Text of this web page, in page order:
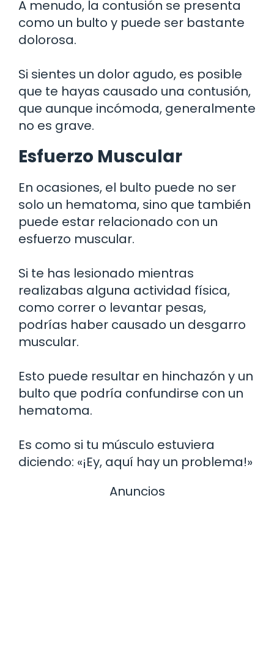
A menudo, la contusión se presenta
como un bulto y puede ser bastante
dolorosa.
Si sientes un dolor agudo, es posible
que te hayas causado una contusión,
que aunque incómoda, generalmente
no es grave.
Esfuerzo Muscular
En ocasiones, el bulto puede no ser
solo un hematoma, sino que también
puede estar relacionado con un
esfuerzo muscular.
Si te has lesionado mientras
realizabas alguna actividad física,
como correr o levantar pesas,
podrías haber causado un desgarro
muscular.
Esto puede resultar en hinchazón y un
bulto que podría confundirse con un
hematoma.
Es como si tu músculo estuviera
diciendo: «¡Ey, aquí hay un problema!»
Anuncios